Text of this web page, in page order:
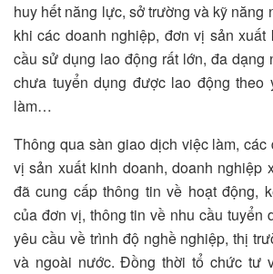
huy hết năng lực, sở trường và kỹ năng
khi các doanh nghiệp, đơn vị sản xuất
cầu sử dụng lao động rất lớn, đa dạng
chưa tuyển dụng được lao động theo
làm…
Thông qua sàn giao dịch việc làm, các
vị sản xuất kinh doanh, doanh nghiệp
đã cung cấp thông tin về hoạt động,
của đơn vị, thông tin về nhu cầu tuyển
yêu cầu về trình độ nghề nghiệp, thị
và ngoài nước. Đồng thời tổ chức tư